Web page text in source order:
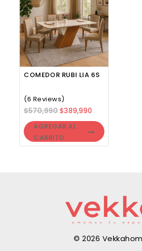
Muy linda solo falta poco fuerza 🥰
Tue Jun 16 2026 12:53:58
COMEDOR RUBI LIA 6S
(6 Reviews)
$570,990 $389,990
AGREGAR AL
CARRITO
© 2026